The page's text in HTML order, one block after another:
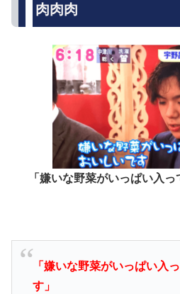
肉肉肉
「嫌いな野菜がいっぱい入っ
「嫌いな野菜がいっぱい入
す」